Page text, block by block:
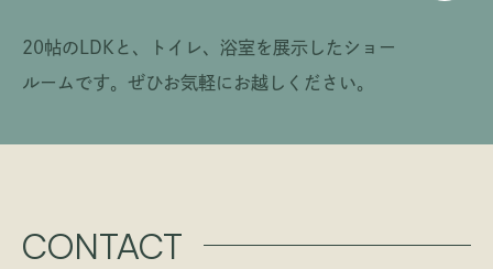
20帖のLDKと、トイレ、浴室を展示したショー
ルームです。 ぜひお気軽にお越しください。
CONTACT